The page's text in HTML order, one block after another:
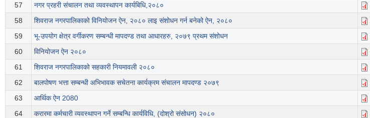
57
नगर प्रहरी संचालन तथा व्यवस्थापन कार्यबिधि,२०८०
58
शिवराज नगरपालिकाको विनियोजन ऐन, २०८० लाइ संशोधन गर्न बनेको ऐन, २०८०
59
भू-उपयोग क्षेत्र वर्गीकरण सम्बन्धी मापदण्ड तथा आधारहरु, २०७९ प्रथम संशोधन
60
विनियोजन ऐन २०८०
61
शिवराज नगरपालिकाको सहकारी नियमावली २०८०
62
बालपोषण भत्ता सम्बन्धी अभिभावक सचेतना कार्यक्रम संचालन मापदण्ड २०७९
63
आर्थिक ऐन 2080
64
करारमा कर्मचारी व्यवस्थापन गर्ने सम्बन्धि कार्यविधि, (दोश्रो संसोधन) २०८०